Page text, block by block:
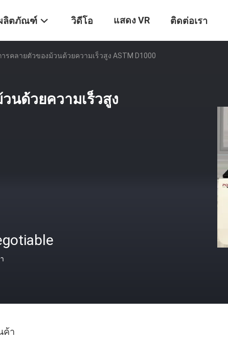
ลิตภัณฑ์ วิดีโอ แสดง VR ติดต่อเรา
รคลายตัวของม้วนด้วยความเร็วสูง ASTM D1000
นด้วยความเร็วสูง
ค้า